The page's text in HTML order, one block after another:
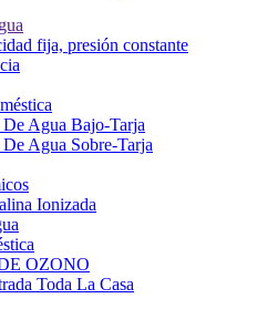
fija, presión constante
Agua Bajo-Tarja
Agua Sobre-Tarja
Ionizada
OZONO
Toda La Casa